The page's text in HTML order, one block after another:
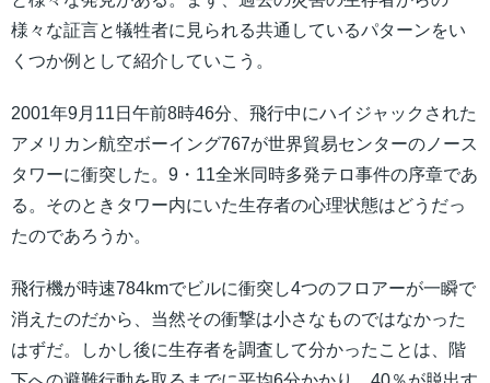
様々な証言と犠牲者に見られる共通しているパターンをい
くつか例として紹介していこう。
2001年9月11日午前8時46分、飛行中にハイジャックされた
アメリカン航空ボーイング767が世界貿易センターのノース
タワーに衝突した。9・11全米同時多発テロ事件の序章であ
る。そのときタワー内にいた生存者の心理状態はどうだっ
たのであろうか。
飛行機が時速784kmでビルに衝突し4つのフロアーが一瞬で
消えたのだから、当然その衝撃は小さなものではなかった
はずだ。しかし後に生存者を調査して分かったことは、階